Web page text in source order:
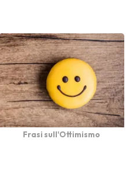
Frasi sull'Ottimismo